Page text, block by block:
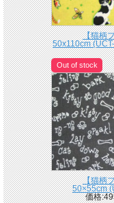
【猫柄
50x110cm
Out of stock
【猫柄
50×55cm
価格